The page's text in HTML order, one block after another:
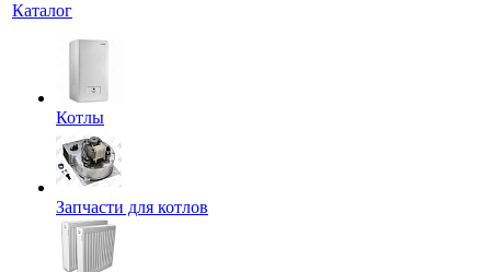
Каталог
Котлы
Запчасти для котлов